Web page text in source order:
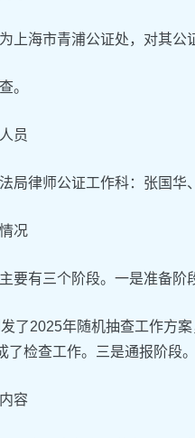
上海市青浦公证处，对其公
。
员
局律师公证工作科：张国华
况
要有三个阶段。一是准备阶
了2025年随机抽查工作方
了检查工作。三是通报阶段
容